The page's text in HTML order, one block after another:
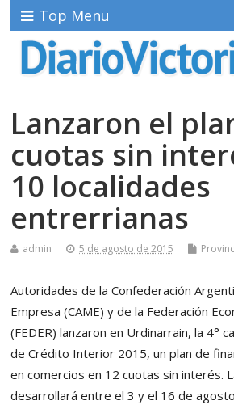
Top Menu
Lanzaron el
cuotas sin
10 localidades
entrerrianas
admin 5 de agosto de 2015
Autoridades de la Confederación
Empresa (CAME) y de la Federación
(FEDER) lanzaron en Urdinarrain, la 4°
de Crédito Interior 2015, un plan de
en comercios en 12 cuotas sin interés.
desarrollará entre el 3 y el 16 de